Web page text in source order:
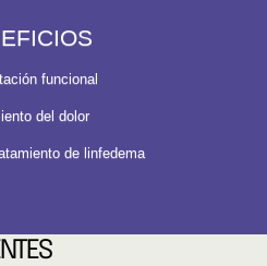
funcional
del dolor
de linfedema